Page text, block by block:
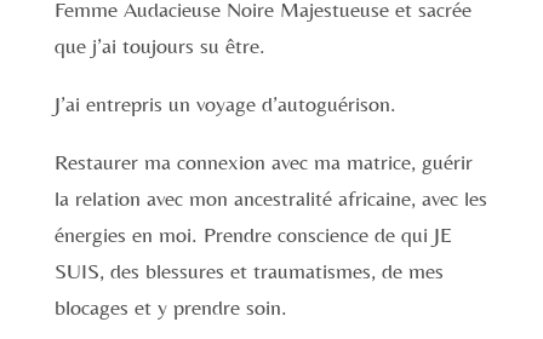
Femme Audacieuse Noire Majestueuse et sacrée
que j’ai toujours su être.
J’ai entrepris un voyage d’autoguérison.
Restaurer ma connexion avec ma matrice, guérir
la relation avec mon ancestralité africaine, avec les
énergies en moi. Prendre conscience de qui JE
SUIS, des blessures et traumatismes, de mes
blocages et y prendre soin.